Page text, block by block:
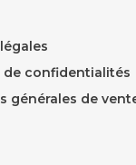
de confidentialités
générales de